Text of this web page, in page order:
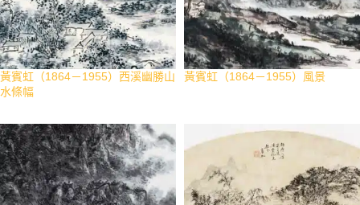
黃賓虹（1864－1955）西溪幽勝山
水條幅
黃賓虹（1864－1955）風景